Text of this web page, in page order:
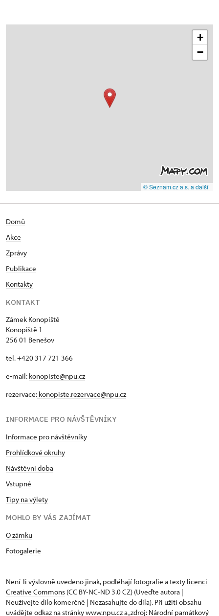
+
−
© Seznam.cz a.s. a další
Domů
Akce
Zprávy
Publikace
Kontakty
KONTAKT
Zámek Konopiště
Konopiště 1
256 01 Benešov
tel. +420 317 721 366
e-mail: konopiste@npu.cz
rezervace: konopiste.rezervace@npu.cz
INFORMACE PRO NÁVŠTĚVNÍKY
Informace pro návštěvníky
Prohlídkové okruhy
Návštěvní doba
Vstupné
Tipy na výlety
MOHLO BY VÁS ZAJÍMAT
O zámku
Fotogalerie
Není-li výslovně uvedeno jinak, podléhají fotografie a texty licenci
Creative Commons (CC BY-NC-ND 3.0 CZ) (Uveďte autora |
Neužívejte dílo komerčně | Nezasahujte do díla). Při užití obsahu
uvádějte odkaz na stránky www.npu.cz a „zdroj: Národní památkový